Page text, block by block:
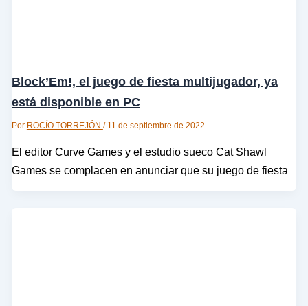
Block’Em!, el juego de fiesta multijugador, ya
está disponible en PC
Por ROCÍO TORREJÓN / 11 de septiembre de 2022
El editor Curve Games y el estudio sueco Cat Shawl
Games se complacen en anunciar que su juego de fiesta